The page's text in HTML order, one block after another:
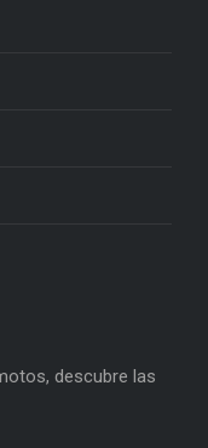
descubre las